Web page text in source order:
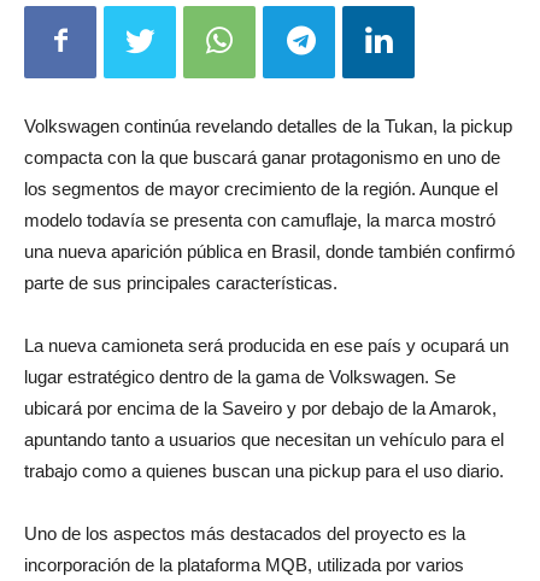
compacta con la que buscará ganar protagonismo en uno de
los segmentos de mayor crecimiento de la región. Aunque el
modelo todavía se presenta con camuflaje, la marca mostró
una nueva aparición pública en Brasil, donde también confirmó
parte de sus principales características.
lugar estratégico dentro de la gama de Volkswagen. Se
ubicará por encima de la Saveiro y por debajo de la Amarok,
apuntando tanto a usuarios que necesitan un vehículo para el
trabajo como a quienes buscan una pickup para el uso diario.
incorporación de la plataforma MQB, utilizada por varios
modelos de la marca, que debutará por primera vez en una